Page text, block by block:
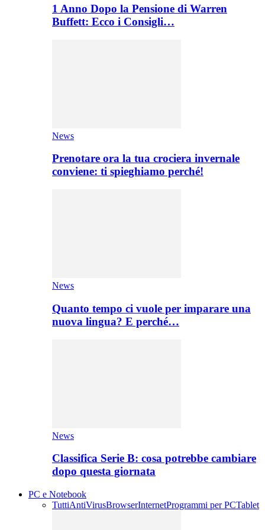
1 Anno Dopo la Pensione di Warren
Buffett: Ecco i Consigli…
News
Prenotare ora la tua crociera invernale
conviene: ti spieghiamo perché!
News
Quanto tempo ci vuole per imparare una
nuova lingua? E perché…
News
Classifica Serie B: cosa potrebbe cambiare
dopo questa giornata
PC e Notebook
TuttiAntiVirusBrowserInternetProgrammi per PCTablet